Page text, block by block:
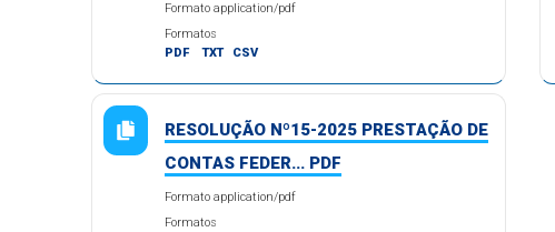
Formato application/pdf
Formatos
PDF
TXT CSV
RESOLUÇÃO Nº15-2025 PRESTAÇÃO DE
CONTAS FEDER... PDF
Formato application/pdf
Formatos